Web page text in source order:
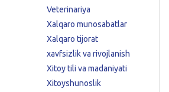
Veterinariya
Xalqaro munosabatlar
Xalqaro tijorat
xavfsizlik va rivojlanish
Xitoy tili va madaniyati
Xitoyshunoslik